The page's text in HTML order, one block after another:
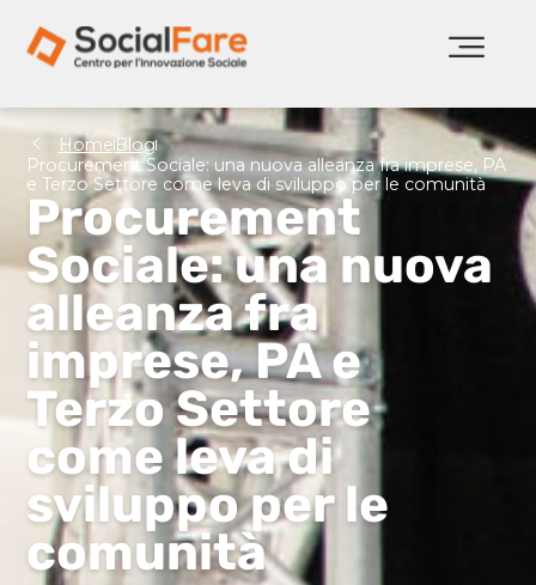
HomeBlog
Procurement Sociale: una nuova alleanza fra imprese, PA
e Terzo Settore come leva di sviluppo per le comunità
Procurement
Sociale: una nuova
alleanza fra
imprese, PA e
Terzo Settore
come leva di
sviluppo per le
comunità